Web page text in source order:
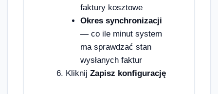
faktury kosztowe
Okres synchronizacji
— co ile minut system
ma sprawdzać stan
wysłanych faktur
Kliknij Zapisz konfigurację